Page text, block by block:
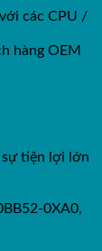
các CPU /
hàng OEM
tiện lợi lớn
0XA0,